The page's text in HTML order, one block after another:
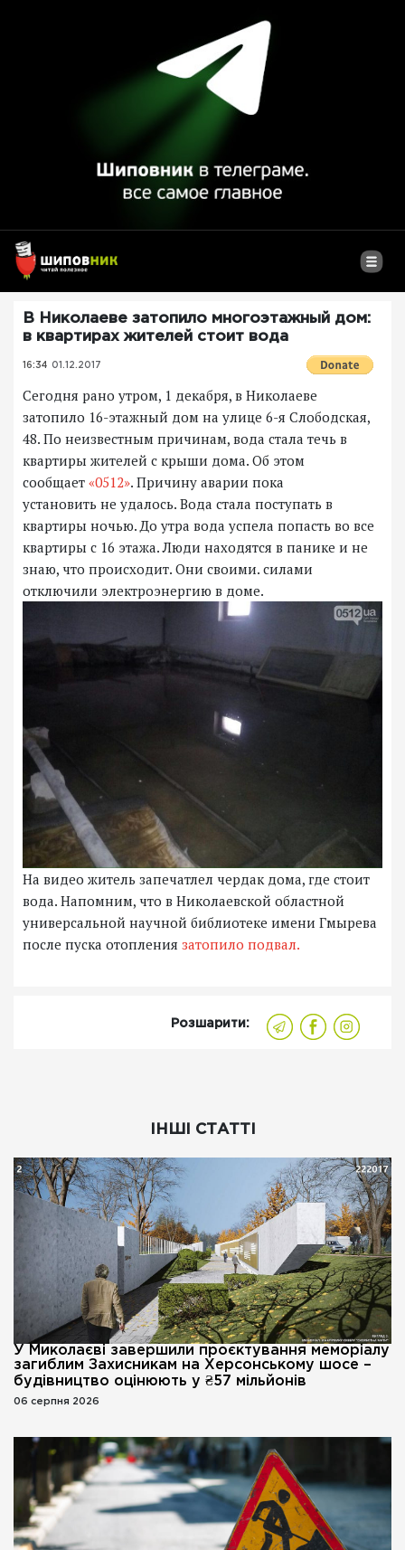
В Николаеве затопило многоэтажный дом:
в квартирах жителей стоит вода
16:34 01.12.2017
Сегодня рано утром, 1 декабря, в Николаеве
затопило 16-этажный дом на улице 6-я Слободская,
48. По неизвестным причинам, вода стала течь в
квартиры жителей с крыши дома. Об этом
сообщает «0512». Причину аварии пока
установить не удалось. Вода стала поступать в
квартиры ночью. До утра вода успела попасть во все
квартиры с 16 этажа. Люди находятся в панике и не
знаю, что происходит. Они своими. силами
отключили электроэнергию в доме.
На видео житель запечатлел чердак дома, где стоит
вода. Напомним, что в Николаевской областной
универсальной научной библиотеке имени Гмырева
после пуска отопления затопило подвал.
Розшарити:
ІНШІ СТАТТІ
У Миколаєві завершили проєктування меморіалу
загиблим Захисникам на Херсонському шосе –
будівництво оцінюють у ₴57 мільйонів
06 серпня 2026